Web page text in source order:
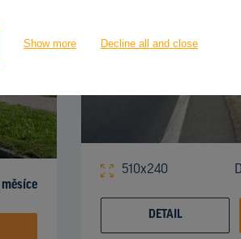
Show more Decline all and close
měsíce
510x240
DETAIL